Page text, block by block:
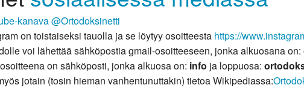
kanava @Ortodoksinetti
on toistaiseksi tauolla ja se löytyy osoitteesta https://
voi lähettää sähköpostia gmail-osoitteeseen, jonka alkuosana on:
on sähköposti, jonka alkuosa on: info ja loppuosa:
jotain (tosin hieman vanhentunuttakin) tietoa Wikipediassa: